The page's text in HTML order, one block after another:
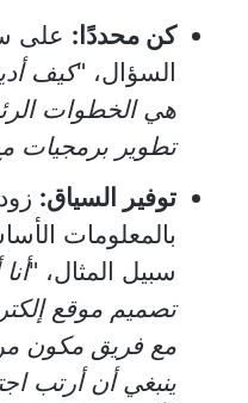
كن محددًا: على
السؤال، "كيف
هي الخطوات
تطوير برمجيات
توفير السياق:
بالمعلومات
سبيل المثال، "أنا
تصميم موقع
مع فريق مكون
ينبغي أن أرتب